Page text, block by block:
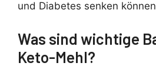
und Diabetes senken
Was sind wichtige
Keto-Mehl?